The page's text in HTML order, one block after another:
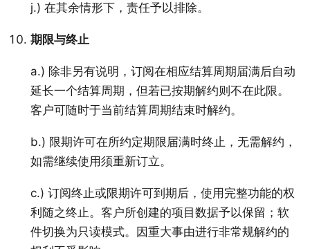
j.) 在其余情形下，责任予以排除。
期限与终止
a.) 除非另有说明，订阅在相应结算周期届满后自动
延长一个结算周期，但若已按期解约则不在此限。
客户可随时于当前结算周期结束时解约。
b.) 限期许可在所约定期限届满时终止，无需解约，
如需继续使用须重新订立。
c.) 订阅终止或限期许可到期后，使用完整功能的权
利随之终止。客户所创建的项目数据予以保留；软
件切换为只读模式。因重大事由进行非常规解约的